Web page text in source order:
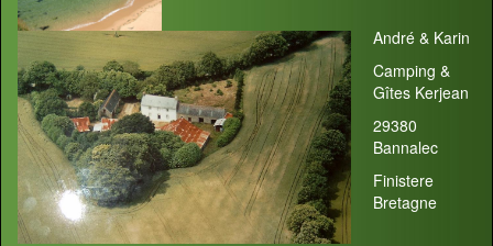
André & Karin
Camping &
Gîtes Kerjean
29380
Bannalec
Finistere
Bretagne